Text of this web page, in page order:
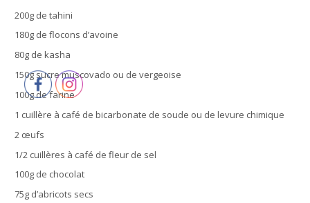
200g de tahini
180g de flocons d’avoine
80g de kasha
150g sucre muscovado ou de vergeoise
100g de farine
1 cuillère à café de bicarbonate de soude ou de levure chimique
2 œufs
1/2 cuillères à café de fleur de sel
100g de chocolat
75g d’abricots secs